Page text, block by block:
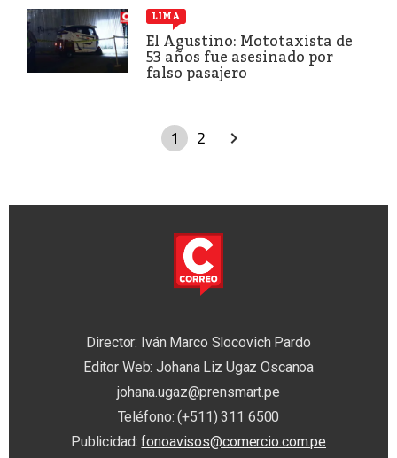
LIMA
El Agustino: Mototaxista de
53 años fue asesinado por
falso pasajero
1 2
Director: Iván Marco Slocovich Pardo
Editor Web: Johana Liz Ugaz Oscanoa
johana.ugaz@prensmart.pe
Teléfono: (+511) 311 6500
Publicidad:fonoavisos@comercio.com.pe